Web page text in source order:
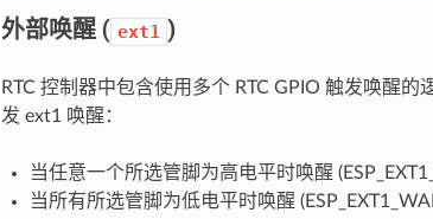
外部唤醒 ( ext1 )
RTC 控制器中包含使用多个 RTC GPIO 触发唤醒
发 ext1 唤醒：
当任意一个所选管脚为高电平时唤醒
当所有所选管脚为低电平时唤醒